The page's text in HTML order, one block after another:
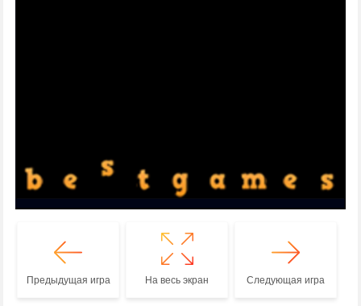
Предыдущая игра На весь экран Следующая игра